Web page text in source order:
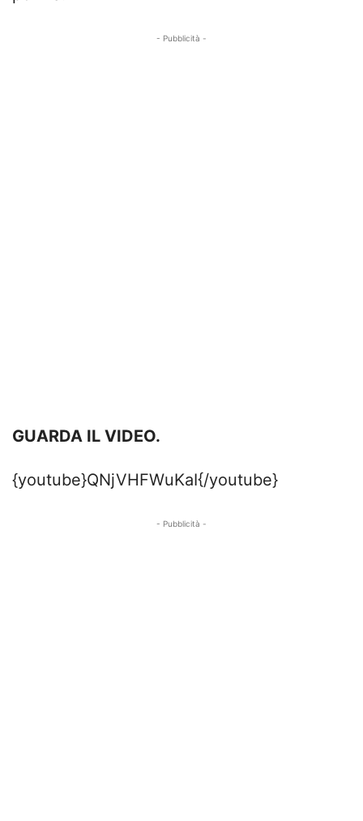
- Pubblicità -
GUARDA IL VIDEO.
{youtube}QNjVHFWuKaI{/youtube}
- Pubblicità -